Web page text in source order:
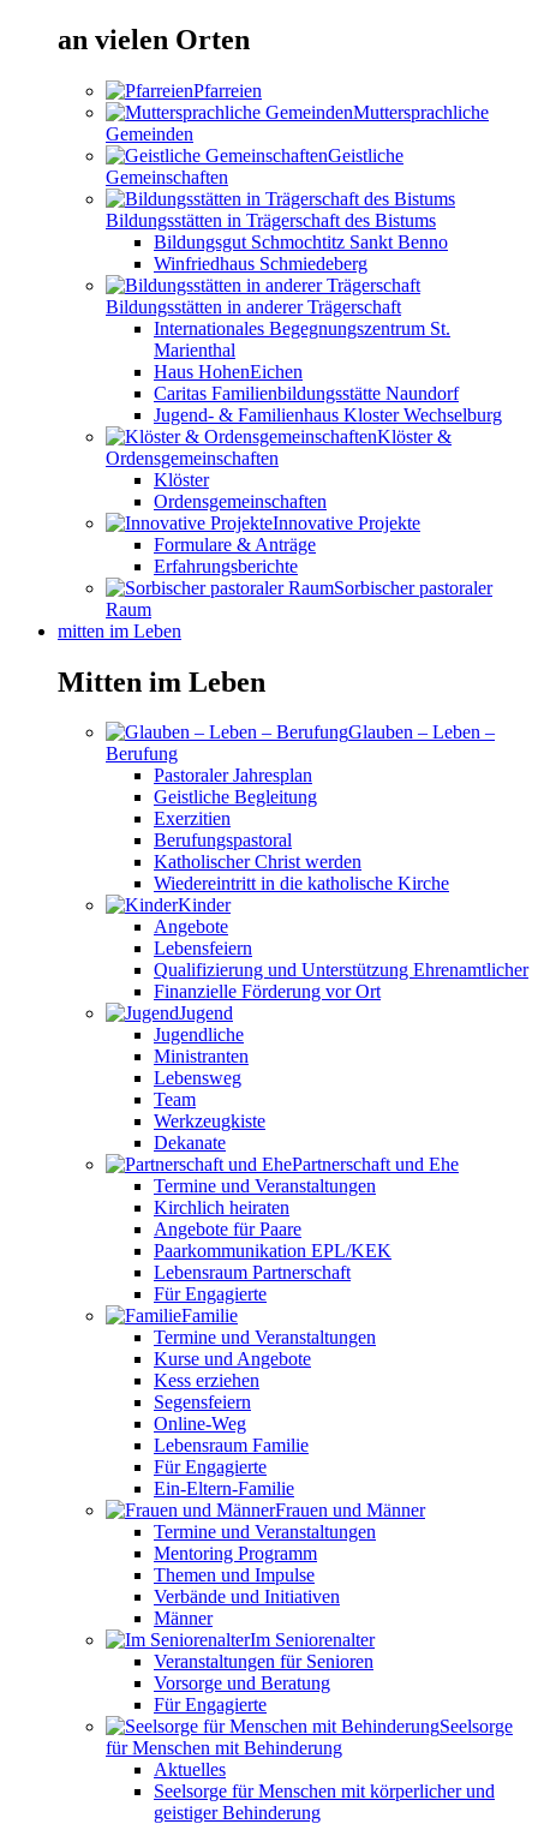
an vielen Orten
Pfarreien
Muttersprachliche
Gemeinden
Geistliche
Gemeinschaften
Bildungsstätten in Trägerschaft des Bistums
Bildungsgut Schmochtitz Sankt Benno
Winfriedhaus Schmiedeberg
Bildungsstätten in anderer Trägerschaft
Internationales Begegnungszentrum St.
Marienthal
Haus HohenEichen
Caritas Familienbildungsstätte Naundorf
Jugend- & Familienhaus Kloster Wechselburg
Klöster &
Ordensgemeinschaften
Klöster
Ordensgemeinschaften
Innovative Projekte
Formulare & Anträge
Erfahrungsberichte
Sorbischer pastoraler
Raum
mitten im Leben
Mitten im Leben
Glauben – Leben –
Berufung
Pastoraler Jahresplan
Geistliche Begleitung
Exerzitien
Berufungspastoral
Katholischer Christ werden
Wiedereintritt in die katholische Kirche
Kinder
Angebote
Lebensfeiern
Qualifizierung und Unterstützung Ehrenamtlicher
Finanzielle Förderung vor Ort
Jugend
Jugendliche
Ministranten
Lebensweg
Team
Werkzeugkiste
Dekanate
Partnerschaft und Ehe
Termine und Veranstaltungen
Kirchlich heiraten
Angebote für Paare
Paarkommunikation EPL/KEK
Lebensraum Partnerschaft
Für Engagierte
Familie
Termine und Veranstaltungen
Kurse und Angebote
Kess erziehen
Segensfeiern
Online-Weg
Lebensraum Familie
Für Engagierte
Ein-Eltern-Familie
Frauen und Männer
Termine und Veranstaltungen
Mentoring Programm
Themen und Impulse
Verbände und Initiativen
Männer
Im Seniorenalter
Veranstaltungen für Senioren
Vorsorge und Beratung
Für Engagierte
Seelsorge
für Menschen mit Behinderung
Aktuelles
Seelsorge für Menschen mit körperlicher und
geistiger Behinderung